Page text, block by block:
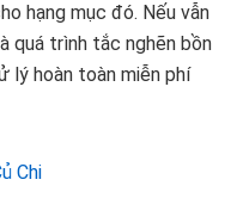
hạng mục đó. Nếu vẫn
quá trình tắc nghẽn bồn
lý hoàn toàn miễn phí
Chi